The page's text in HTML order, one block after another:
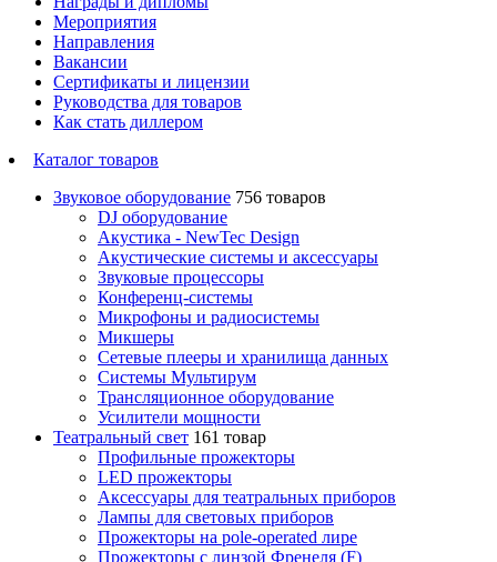
Мероприятия
Направления
Вакансии
Сертификаты и лицензии
Руководства для товаров
Как стать диллером
Каталог товаров
Звуковое оборудование 756 товаров
DJ оборудование
Акустика - NewTec Design
Акустические системы и аксессуары
Звуковые процессоры
Конференц-системы
Микрофоны и радиосистемы
Микшеры
Сетевые плееры и хранилища данных
Системы Мультирум
Трансляционное оборудование
Усилители мощности
Театральный свет 161 товар
Профильные прожекторы
LED прожекторы
Аксессуары для театральных приборов
Лампы для световых приборов
Прожекторы на pole-operated лире
Прожекторы с линзой Френеля (F)